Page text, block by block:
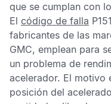
que se cumplan con
El código de falla
fabricantes de las
GMC, emplean para
un problema de
acelerador. El motivo
posición del